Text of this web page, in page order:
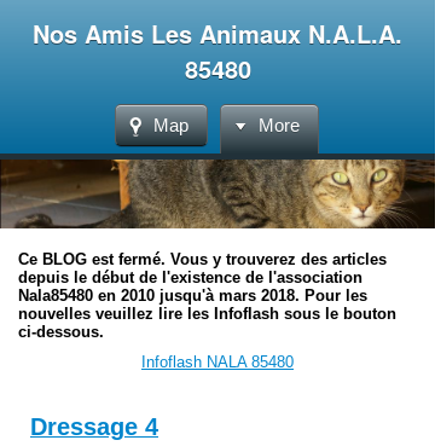
Nos Amis Les Animaux N.A.L.A.
85480
Map More
Ce BLOG est fermé. Vous y trouverez des articles
depuis le début de l'existence de l'association
Nala85480 en 2010 jusqu'à mars 2018. Pour les
nouvelles veuillez lire les Infoflash sous le bouton
ci-dessous.
Infoflash NALA 85480
Dressage 4